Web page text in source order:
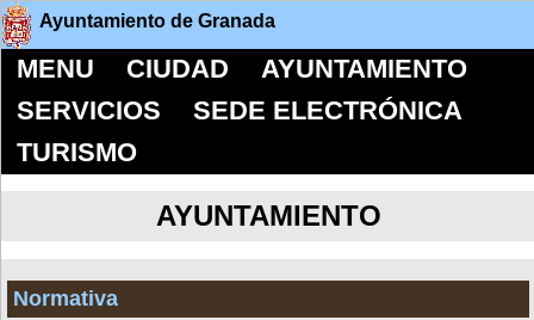
Ayuntamiento de Granada
MENU CIUDAD
AYUNTAMIENTO
SERVICIOS
SEDE ELECTRÓNICA
TURISMO
AYUNTAMIENTO
Normativa